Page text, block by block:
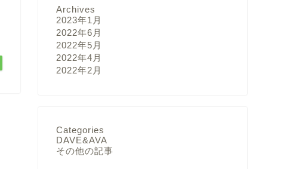
Archives
2023年1月
2022年6月
2022年5月
2022年4月
2022年2月
Categories
DAVE&AVA
その他の記事